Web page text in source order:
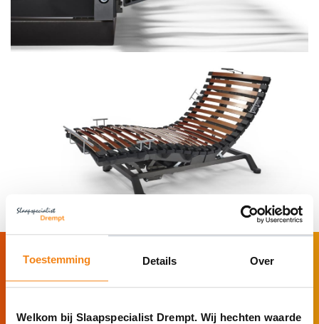
Toestemming Details Over
Welkom bij Slaapspecialist Drempt. Wij hechten waarde
Maak direct online een afspraak!
Afspraak maken❯